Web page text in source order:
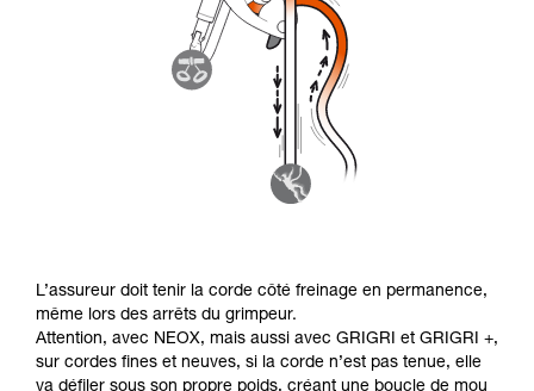
L’assureur doit tenir la corde côté freinage en permanence,
même lors des arrêts du grimpeur.
Attention, avec NEOX, mais aussi avec GRIGRI et GRIGRI +,
sur cordes fines et neuves, si la corde n’est pas tenue, elle
va défiler sous son propre poids, créant une boucle de mou